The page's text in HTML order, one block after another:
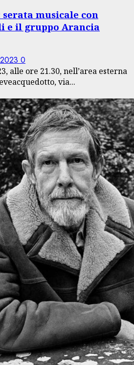
musicale con
e il gruppo Arancia
0
alle ore 21.30, nell’area esterna
via...